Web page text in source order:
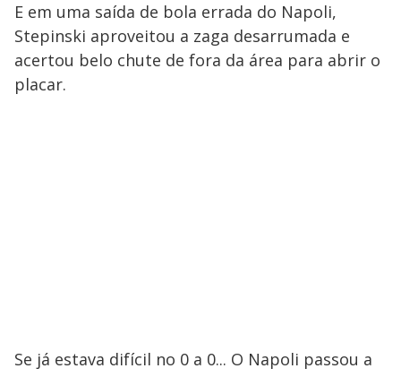
E em uma saída de bola errada do Napoli,
Stepinski aproveitou a zaga desarrumada e
acertou belo chute de fora da área para abrir o
placar.
Se já estava difícil no 0 a 0... O Napoli passou a